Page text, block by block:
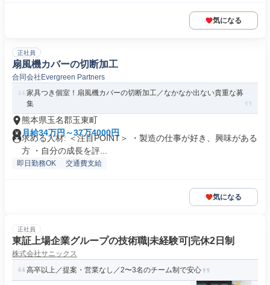
気になる
正社員
扇風機カバーの切断加工
合同会社Evergreen Partners
家具つき個室！扇風機カバーの切断加工／なかなか出ない貴重な募
集
熊本県玉名郡玉東町
月給34万円～37万4000円
求める人材: ＜注目POINT＞ ・製造の仕事が好き、興味がある
方 ・自分の成長を評...
即日勤務OK 交通費支給
気になる
正社員
東証上場企業グループの技術職|未経験可|完休2日制
株式会社サニックス
高卒以上／提案・営業なし／2〜3名のチーム制で安心